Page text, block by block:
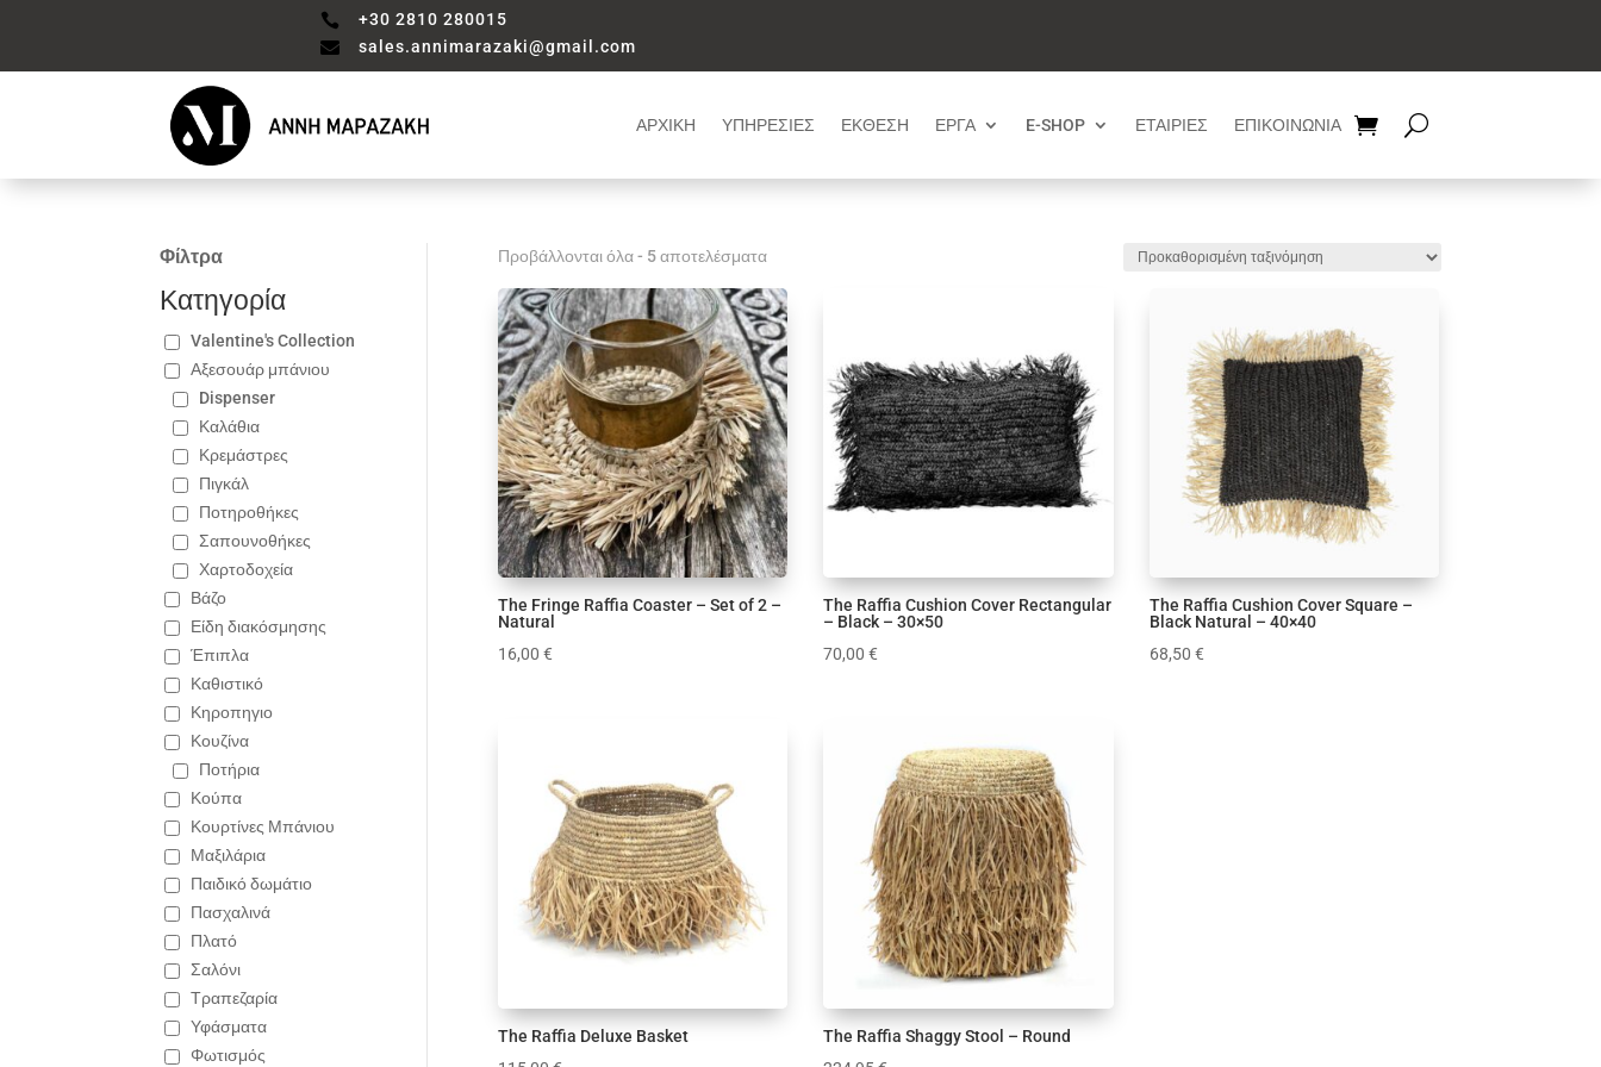

+30 2810 280015

sales.annimarazaki@gmail.com
ΑΡΧΙΚΗ ΥΠΗΡΕΣΙΕΣ ΕΚΘΕΣΗ ΕΡΓΑ E-SHOP ΕΤΑΙΡΙΕΣ ΕΠΙΚΟΙΝΩΝΙΑ
Φίλτρα
Κατηγορία
Valentine's Collection
Αξεσουάρ μπάνιου
Dispenser
Καλάθια
Κρεμάστρες
Πιγκάλ
Ποτηροθήκες
Σαπουνοθήκες
Χαρτοδοχεία
Βάζο
Είδη διακόσμησης
Έπιπλα
Καθιστικό
Κηροπηγιο
Κουζίνα
Ποτήρια
Κούπα
Κουρτίνες Μπάνιου
Μαξιλάρια
Παιδικό δωμάτιο
Πασχαλινά
Πλατό
Σαλόνι
Τραπεζαρία
Υφάσματα
Φωτισμός
Προβάλλονται όλα - 5 αποτελέσματα
The Fringe Raffia Coaster – Set of 2 –
Natural
16,00 €
The Raffia Cushion Cover Rectangular
– Black – 30×50
70,00€
The Raffia Cushion Cover Square –
Black Natural – 40×40
68,50 €
The Raffia Deluxe Basket
The Raffia Shaggy Stool – Round